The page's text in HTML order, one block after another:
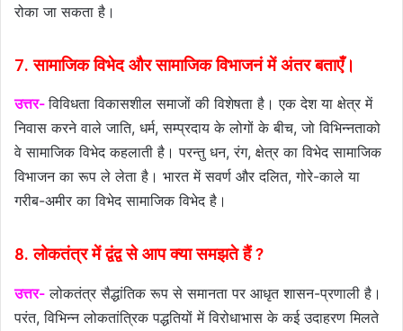
रोका जा सकता है।
7. सामाजिक विभेद और सामाजिक विभाजनं में अंतर बताएँ।
उत्तर-विविधता विकासशील समाजों की विशेषता है। एक देश या क्षेत्र में
निवास करने वाले जाति, धर्म, सम्प्रदाय के लोगों के बीच, जो विभिन्नताको
वे सामाजिक विभेद कहलाती है। परन्तु धन, रंग, क्षेत्र का विभेद सामाजिक
विभाजन का रूप ले लेता है। भारत में सवर्ण और दलित, गोरे-काले या
गरीब-अमीर का विभेद सामाजिक विभेद है।
8. लोकतंत्र में द्वंद्व से आप क्या समझते हैं ?
उत्तर- लोकतंत्र सैद्धांतिक रूप से समानता पर आधृत शासन-प्रणाली है।
परंत, विभिन्न लोकतांत्रिक पद्धतियों में विरोधाभास के कई उदाहरण मिलते